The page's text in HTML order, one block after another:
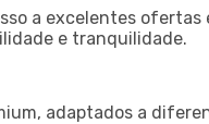
a excelentes
e tranquilidade.
adaptados a